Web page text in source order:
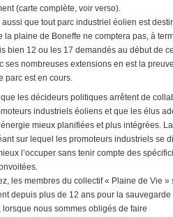
(carte complète, voir verso).
aussi que tout parc industriel éolien est
la plaine de Boneffe ne comptera pas, à
bien 12 ou les 17 demandés au début de
ses nombreuses extensions en est la
parc est en cours.
que les décideurs politiques arrêtent de
industriels éoliens et que les élus
mieux planifiées et plus intégrées.
sur lequel les promoteurs industriels se
l’occuper sans tenir compte des
les membres du collectif « Plaine de Vie »
depuis plus de 12 ans pour la
lorsque nous sommes obligés de faire